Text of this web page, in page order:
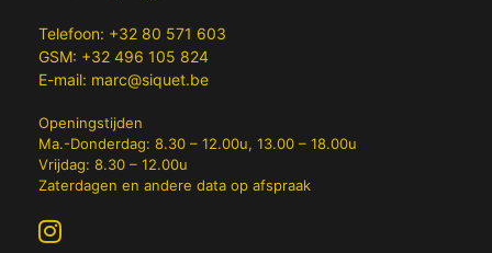
Telefoon: +32 80 571 603
GSM: +32 496 105 824
E-mail: marc@siquet.be
Openingstijden
Ma.-Donderdag: 8.30 – 12.00u, 13.00 – 18.00u
Vrijdag: 8.30 – 12.00u
Zaterdagen en andere data op afspraak